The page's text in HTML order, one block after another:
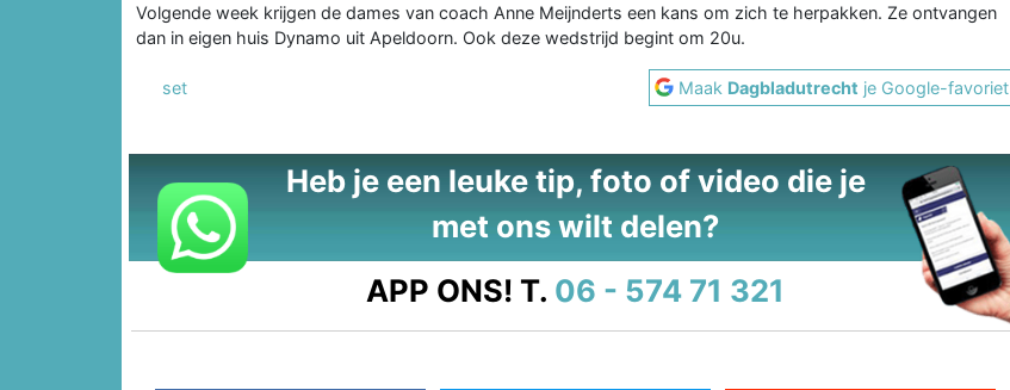
Volgende week krijgen de dames van coach Anne Meijnderts een kans om zich te herpakken. Ze ontvangen
dan in eigen huis Dynamo uit Apeldoorn. Ook deze wedstrijd begint om 20u.
set Maak Dagbladutrecht je Google-favoriet
Heb je een leuke tip, foto of video die je
met ons wilt delen?
APP ONS! T. 06 - 574 71 321